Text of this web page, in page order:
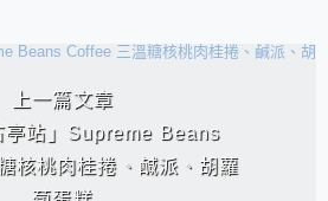
上一篇文章
亭站」Supreme Beans
核桃肉桂捲、鹹派、胡蘿